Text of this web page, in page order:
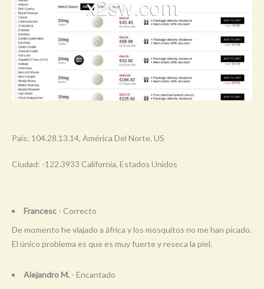
País: 104.28.13.14, América Del Norte, US
Ciudad: -122.3933 California, Estados Unidos
Francesc - Correcto
De momento he viajado a áfrica y los mosquítos no me han picado.
El único problema es que es muy fuerte y reseca la piel.
Alejandro M. - Encantado